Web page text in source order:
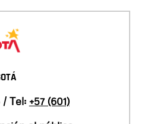
/ Tel: +57 (601)